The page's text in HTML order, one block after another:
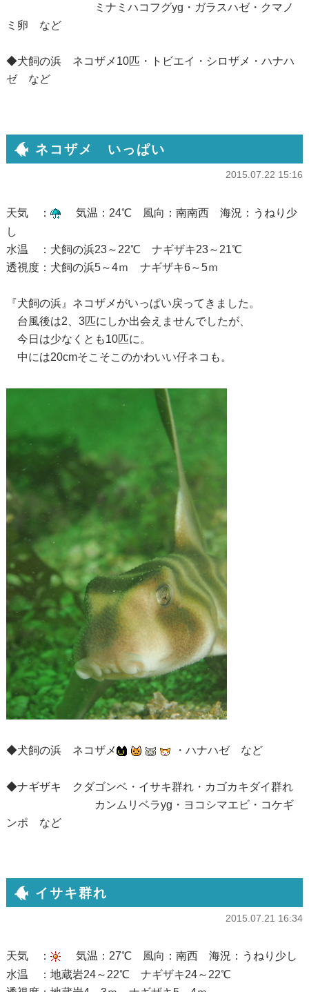
ミナミハコフグyg・ガラスハゼ・クマノ
ミ卵 など
◆犬飼の浜 ネコザメ10匹・トビエイ・シロザメ・ハナハ
ゼ など
ネコザメ いっぱい
2015.07.22 15:16
天気 ：
気温：24℃ 風向：南南西 海況：うねり少
し
水温 ：犬飼の浜23～22℃ ナギザキ23～21℃
透視度：犬飼の浜5～4ｍ ナギザキ6～5ｍ
『犬飼の浜』ネコザメがいっぱい戻ってきました。
台風後は2、3匹にしか出会えませんでしたが、
今日は少なくとも10匹に。
中には20cmそこそこのかわいい仔ネコも。
◆犬飼の浜 ネコザメ ・ハナハゼ など
◆ナギザキ クダゴンベ・イサキ群れ・カゴカキダイ群れ
カンムリベラyg・ヨコシマエビ・コケギ
ンポ など
イサキ群れ
2015.07.21 16:34
天気 ：
気温：27℃ 風向：南西 海況：うねり少し
水温 ：地蔵岩24～22℃ ナギザキ24～22℃